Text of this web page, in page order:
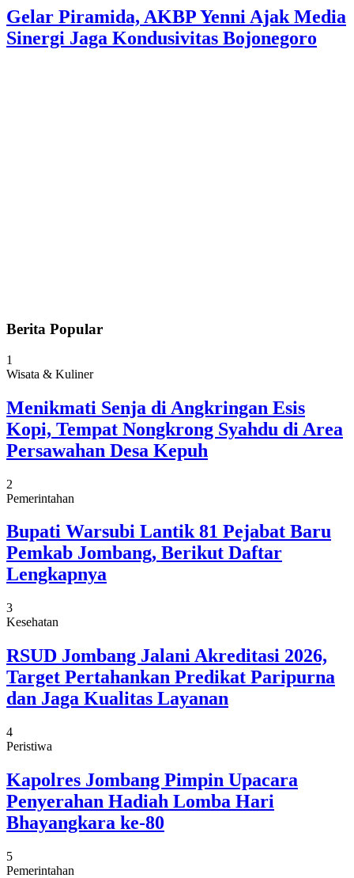
Gelar Piramida, AKBP Yenni Ajak Media
Sinergi Jaga Kondusivitas Bojonegoro
Berita Popular
1
Wisata & Kuliner
Menikmati Senja di Angkringan Esis
Kopi, Tempat Nongkrong Syahdu di Area
Persawahan Desa Kepuh
2
Pemerintahan
Bupati Warsubi Lantik 81 Pejabat Baru
Pemkab Jombang, Berikut Daftar
Lengkapnya
3
Kesehatan
RSUD Jombang Jalani Akreditasi 2026,
Target Pertahankan Predikat Paripurna
dan Jaga Kualitas Layanan
4
Peristiwa
Kapolres Jombang Pimpin Upacara
Penyerahan Hadiah Lomba Hari
Bhayangkara ke-80
5
Pemerintahan